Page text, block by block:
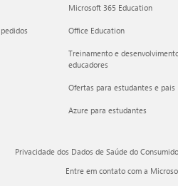
Microsoft 365 Education
Office Education
Treinamento e
educadores
Ofertas para estudantes e pais
Azure para estudantes
Privacidade dos Dados de Saúde do
Entre em contato com a